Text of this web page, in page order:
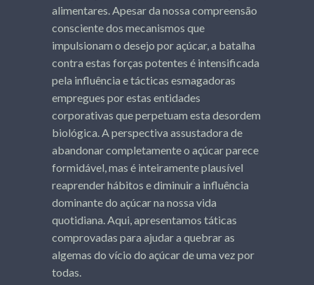
alimentares. Apesar da nossa compreensão
consciente dos mecanismos que
impulsionam o desejo por açúcar, a batalha
contra estas forças potentes é intensificada
pela influência e tácticas esmagadoras
empregues por estas entidades
corporativas que perpetuam esta desordem
biológica. A perspectiva assustadora de
abandonar completamente o açúcar parece
formidável, mas é inteiramente plausível
reaprender hábitos e diminuir a influência
dominante do açúcar na nossa vida
quotidiana. Aqui, apresentamos táticas
comprovadas para ajudar a quebrar as
algemas do vício do açúcar de uma vez por
todas.